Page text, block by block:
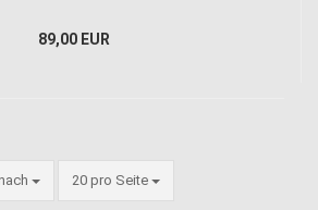
89,00 EUR
20 pro Seite
pro Seite